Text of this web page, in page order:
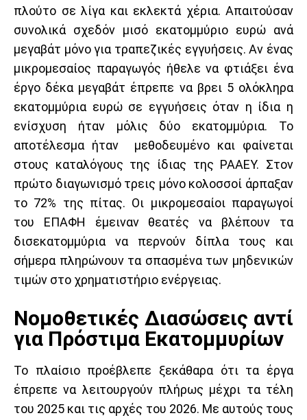
πλούτο σε λίγα και εκλεκτά χέρια. Απαιτούσαν
συνολικά σχεδόν μισό εκατομμύριο ευρώ ανά
μεγαβάτ μόνο για τραπεζικές εγγυήσεις. Αν ένας
μικρομεσαίος παραγωγός ήθελε να φτιάξει ένα
έργο δέκα μεγαβάτ έπρεπε να βρει 5 ολόκληρα
εκατομμύρια ευρώ σε εγγυήσεις όταν η ίδια η
ενίσχυση ήταν μόλις δύο εκατομμύρια. Το
αποτέλεσμα ήταν μεθοδευμένο και φαίνεται
στους καταλόγους της ίδιας της ΡΑΑΕΥ. Στον
πρώτο διαγωνισμό τρεις μόνο κολοσσοί άρπαξαν
το 72% της πίτας. Οι μικρομεσαίοι παραγωγοί
του ΕΠΑΦΗ έμειναν θεατές να βλέπουν τα
δισεκατομμύρια να περνούν δίπλα τους και
σήμερα πληρώνουν τα σπασμένα των μηδενικών
τιμών στο χρηματιστήριο ενέργειας.
Νομοθετικές Διασώσεις αντί
για Πρόστιμα Εκατομμυρίων
Το πλαίσιο προέβλεπε ξεκάθαρα ότι τα έργα
έπρεπε να λειτουργούν πλήρως μέχρι τα τέλη
του 2025 και τις αρχές του 2026. Με αυτούς τους